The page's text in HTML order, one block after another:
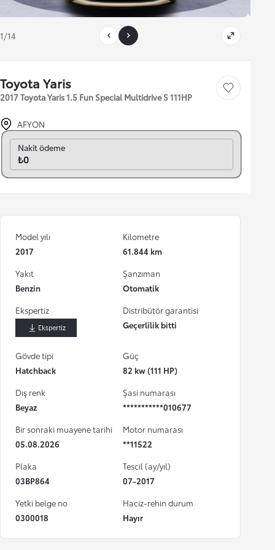
1/14
Toyota Yaris
2017 Toyota Yaris 1.5 Fun Special Multidrive S 111HP
Save car
AFYON
Aylık seç
Nakit ödeme
₺0
Model yılı
2017
Kilometre
61.844 km
Yakıt
Benzin
Şanzıman
Otomatik
Ekspertiz
İndir
Distribütör garantisi
Geçerlilik bitti
Gövde tipi
Hatchback
Güç
82 kw (111 HP)
Dış renk
Beyaz
Şasi numarası
***********010677
Bir sonraki muayene tarihi
05.08.2026
Motor numarası
**11522
Plaka
03BP864
Tescil (ay/yıl)
07-2017
Yetki belge no
0300018
Haciz-rehin durum
Hayır